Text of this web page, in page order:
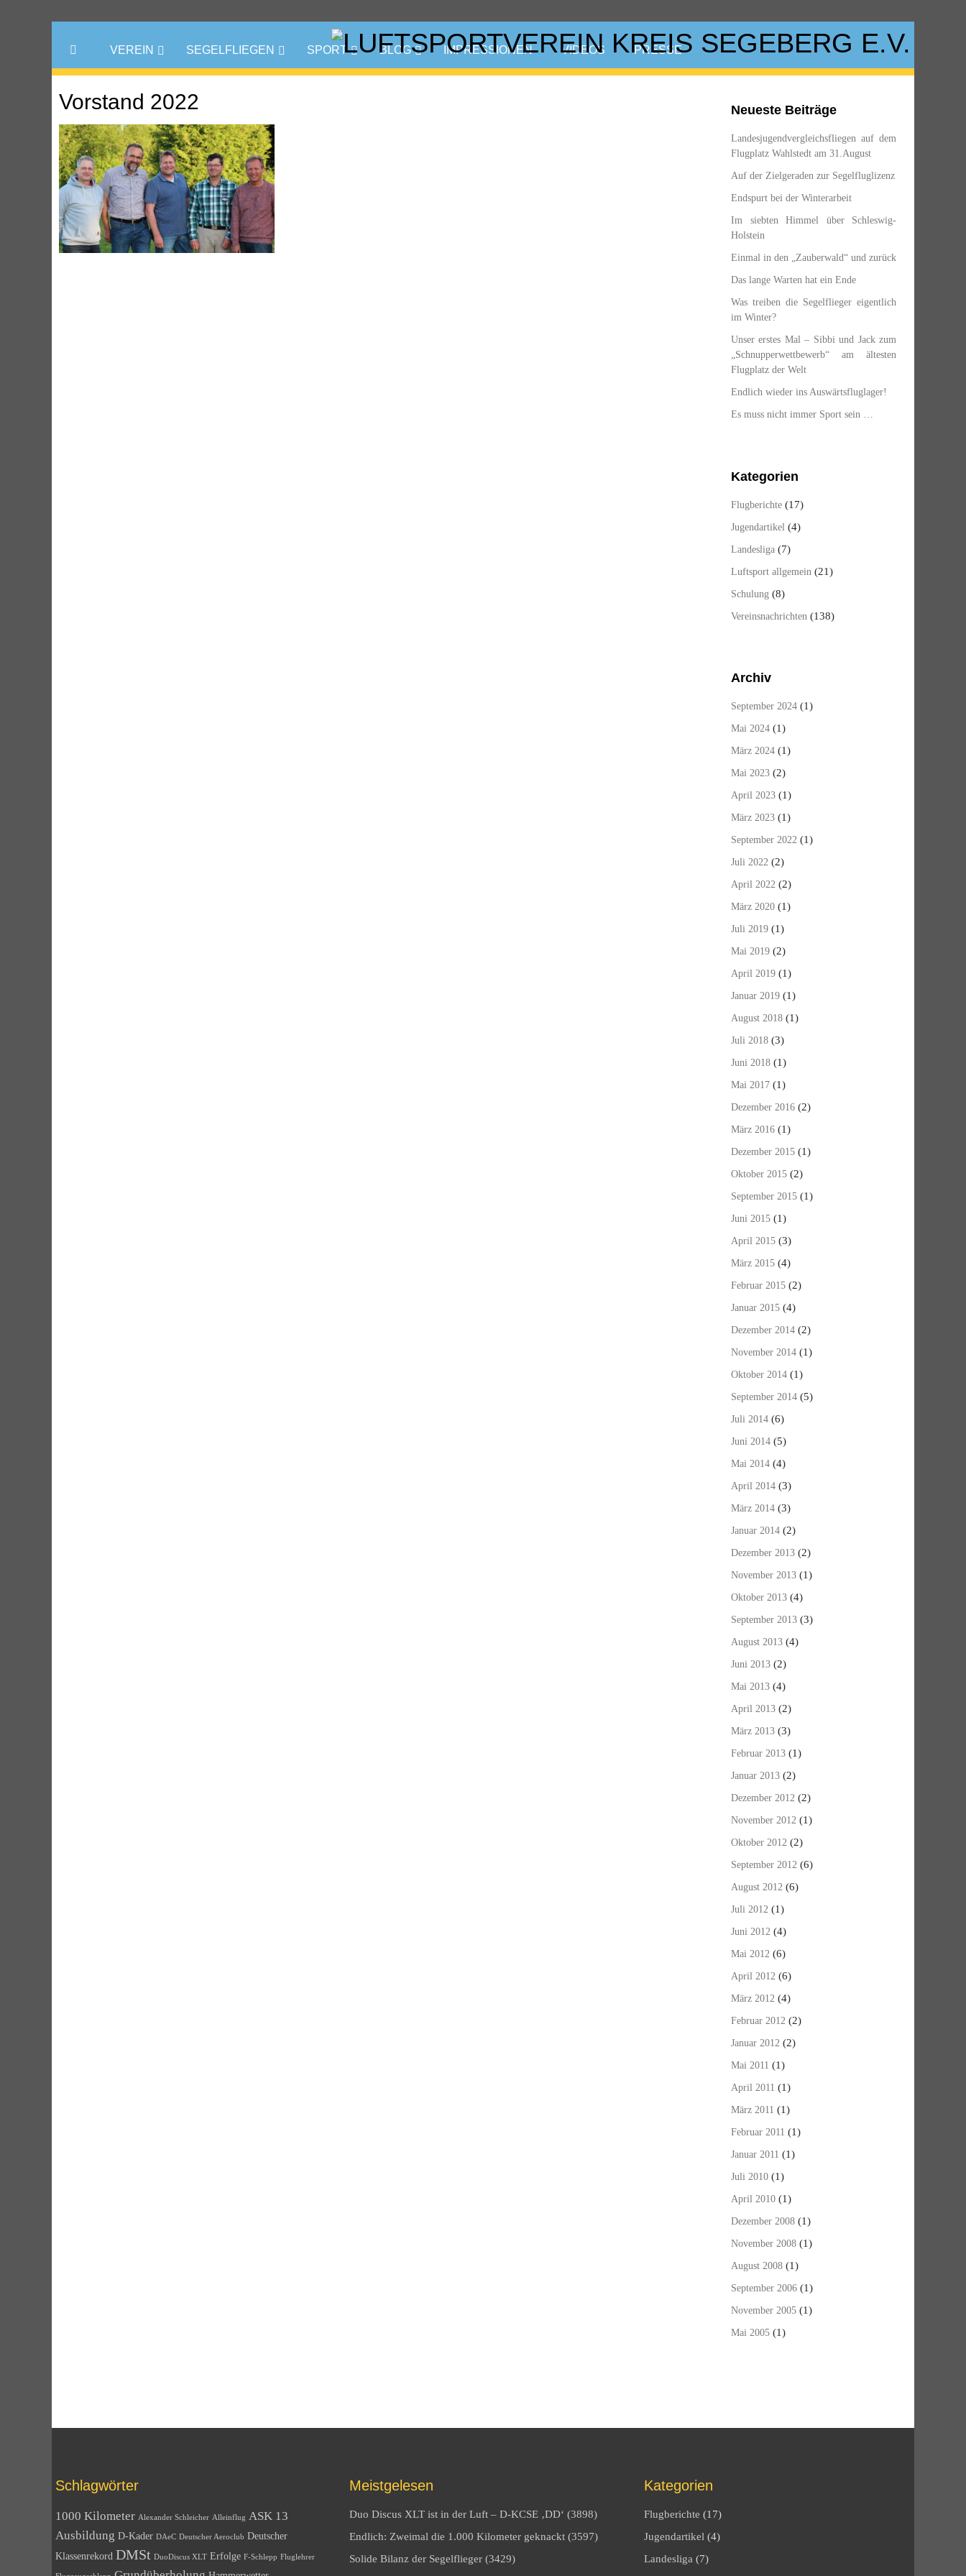
VEREIN SEGELFLIEGEN SPORT BLOG IMPRESSIONEN VIDEOS PRESSE
Vorstand 2022 Neueste Beiträge
Landesjugendvergleichsfliegen auf dem
Flugplatz Wahlstedt am 31.August
Auf der Zielgeraden zur Segelfluglizenz
Endspurt bei der Winterarbeit
Im siebten Himmel über Schleswig-
Holstein
Einmal in den „Zauberwald“ und zurück
Das lange Warten hat ein Ende
Was treiben die Segelflieger eigentlich
im Winter?
Unser erstes Mal – Sibbi und Jack zum
„Schnupperwettbewerb“ am ältesten
Flugplatz der Welt
Endlich wieder ins Auswärtsfluglager!
Es muss nicht immer Sport sein …
Kategorien
Flugberichte (17)
Jugendartikel (4)
Landesliga (7)
Luftsport allgemein (21)
Schulung (8)
Vereinsnachrichten (138)
Archiv
September 2024 (1)
Mai 2024 (1)
März 2024 (1)
Mai 2023 (2)
April 2023 (1)
März 2023 (1)
September 2022 (1)
Juli 2022 (2)
April 2022 (2)
März 2020 (1)
Juli 2019 (1)
Mai 2019 (2)
April 2019 (1)
Januar 2019 (1)
August 2018 (1)
Juli 2018 (3)
Juni 2018 (1)
Mai 2017 (1)
Dezember 2016 (2)
März 2016 (1)
Dezember 2015 (1)
Oktober 2015 (2)
September 2015 (1)
Juni 2015 (1)
April 2015 (3)
März 2015 (4)
Februar 2015 (2)
Januar 2015 (4)
Dezember 2014 (2)
November 2014 (1)
Oktober 2014 (1)
September 2014 (5)
Juli 2014 (6)
Juni 2014 (5)
Mai 2014 (4)
April 2014 (3)
März 2014 (3)
Januar 2014 (2)
Dezember 2013 (2)
November 2013 (1)
Oktober 2013 (4)
September 2013 (3)
August 2013 (4)
Juni 2013 (2)
Mai 2013 (4)
April 2013 (2)
März 2013 (3)
Februar 2013 (1)
Januar 2013 (2)
Dezember 2012 (2)
November 2012 (1)
Oktober 2012 (2)
September 2012 (6)
August 2012 (6)
Juli 2012 (1)
Juni 2012 (4)
Mai 2012 (6)
April 2012 (6)
März 2012 (4)
Februar 2012 (2)
Januar 2012 (2)
Mai 2011 (1)
April 2011 (1)
März 2011 (1)
Februar 2011 (1)
Januar 2011 (1)
Juli 2010 (1)
April 2010 (1)
Dezember 2008 (1)
November 2008 (1)
August 2008 (1)
September 2006 (1)
November 2005 (1)
Mai 2005 (1)
Schlagwörter
1000 Kilometer Alexander Schleicher Alleinflug ASK 13
Ausbildung D-Kader DAeC Deutscher Aeroclub Deutscher
Klassenrekord DMSt DuoDiscus XLT Erfolge F-Schlepp Fluglehrer
Meistgelesen
Duo Discus XLT ist in der Luft – D-KCSE ‚DD‘ (3898)
Endlich: Zweimal die 1.000 Kilometer geknackt (3597)
Solide Bilanz der Segelflieger (3429)
Kategorien
Flugberichte (17)
Jugendartikel (4)
Landesliga (7)